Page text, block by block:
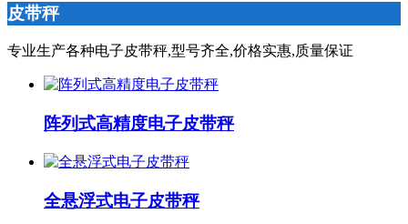
皮带秤
专业生产各种电子皮带秤,型号齐全,价格实惠,质量保证
阵列式高精度电子皮带秤
全悬浮式电子皮带秤